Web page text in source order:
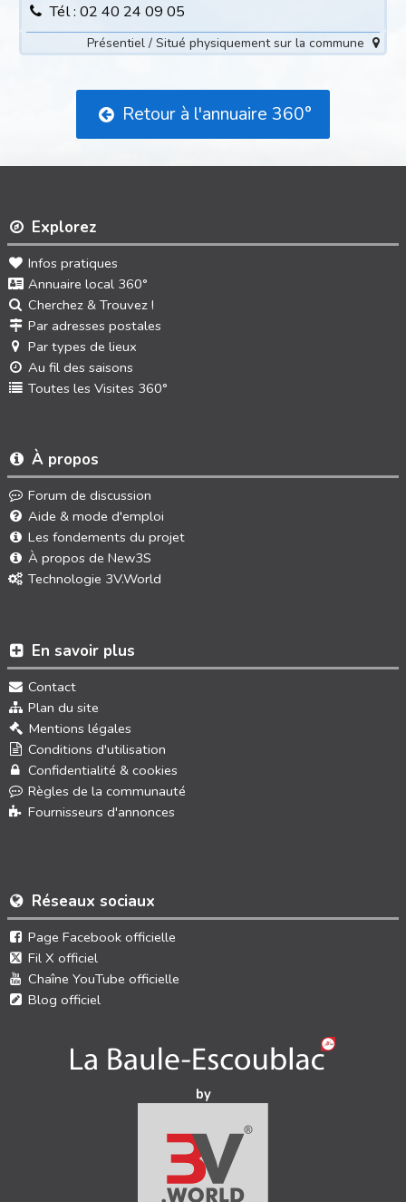
Tél : 02 40 24 09 05
Présentiel / Situé physiquement sur la commune
Retour à l'annuaire 360°
Réseaux sociaux
Page Facebook officielle
Fil X officiel
Chaîne YouTube officielle
Blog officiel
En savoir plus
Contact
Plan du site
Mentions légales
Conditions d'utilisation
Confidentialité & cookies
Règles de la communauté
Fournisseurs d'annonces
Explorez
Infos pratiques
Annuaire local 360°
Cherchez & Trouvez !
Par adresses postales
Par types de lieux
Au fil des saisons
Toutes les Visites 360°
À propos
Forum de discussion
Aide & mode d'emploi
Les fondements du projet
À propos de New3S
Technologie 3V.World
by